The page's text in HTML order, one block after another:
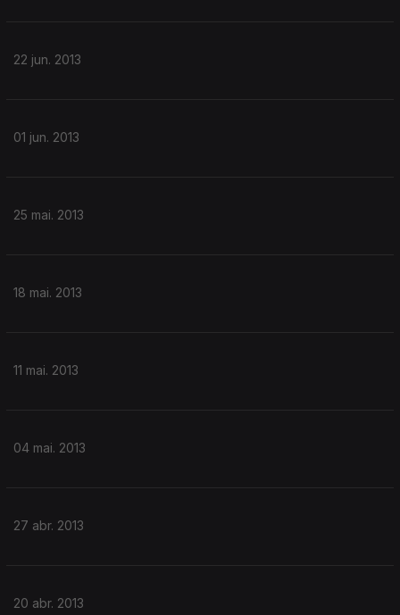
22 jun. 2013
01 jun. 2013
25 mai. 2013
18 mai. 2013
11 mai. 2013
04 mai. 2013
27 abr. 2013
20 abr. 2013